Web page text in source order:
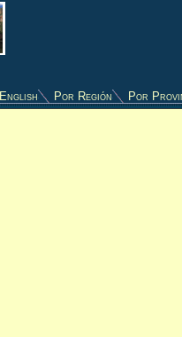
English Por Región Por